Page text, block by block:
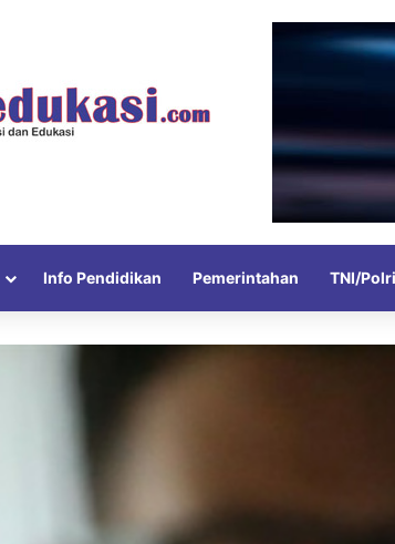
Info Pendidikan Pemerintahan TNI/Polri